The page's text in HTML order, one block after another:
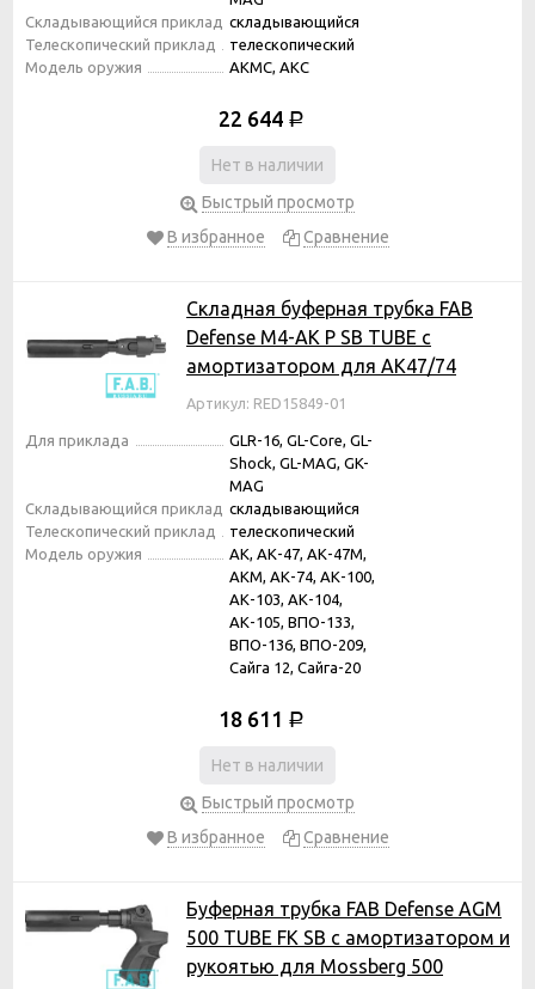
Складывающийся приклад складывающийся
Телескопический приклад
телескопический
Модель оружия
АКМС, АКС
22 644 Р
Нет в наличии
Быстрый просмотр
В избранное
Сравнение
Складная буферная трубка FAB
Defense M4-AK P SB TUBE с
амортизатором для АК47/74
Артикул: RED15849-01
Для приклада
GLR-16, GL-Core, GL-
Shock, GL-MAG, GK-
MAG
Складывающийся приклад складывающийся
Телескопический приклад
телескопический
Модель оружия
АК, АК-47, АК-47М,
АКМ, АК-74, АК-100,
АК-103, АК-104,
АК-105, ВПО-133,
ВПО-136, ВПО-209,
Сайга 12, Сайга-20
18 611 Р
Нет в наличии
Быстрый просмотр
В избранное
Сравнение
Буферная трубка FAB Defense AGM
500 TUBE FK SB с амортизатором и
рукоятью для Mossberg 500